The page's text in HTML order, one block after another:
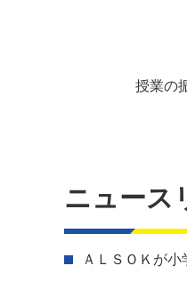
授業の
ニュース
ＡＬＳＯＫが